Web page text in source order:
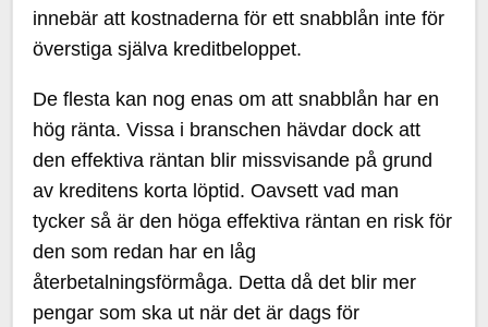
innebär att kostnaderna för ett snabblån inte för
överstiga själva kreditbeloppet.
De flesta kan nog enas om att snabblån har en
hög ränta. Vissa i branschen hävdar dock att
den effektiva räntan blir missvisande på grund
av kreditens korta löptid. Oavsett vad man
tycker så är den höga effektiva räntan en risk för
den som redan har en låg
återbetalningsförmåga. Detta då det blir mer
pengar som ska ut när det är dags för